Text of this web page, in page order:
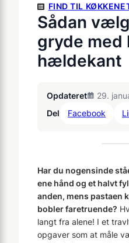
FIND TIL
Sådan
gryde med
hældekant
Opdateret
29.
Del
Facebook
Har du nogensinde
ene hånd og et halvt
anden, mens pastaen
bobler faretruende?
langt fra alene! I et
opgaver som at måle